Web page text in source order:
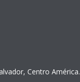
Centro América.